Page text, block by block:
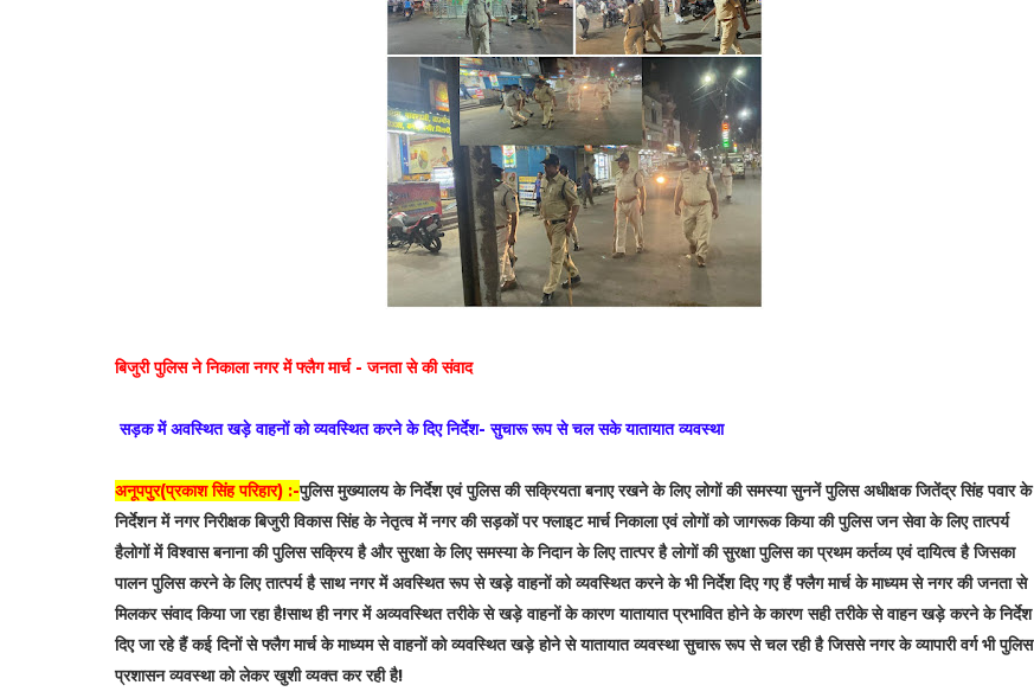
बिजुरी पुलिस ने निकाला नगर में फ्लैग मार्च - जनता से की संवाद
सड़क में अवस्थित खड़े वाहनों को व्यवस्थित करने के दिए निर्देश- सुचारू रूप से चल सके यातायात व्यवस्था
अनूपपुर(प्रकाश सिंह परिहार) :-पुलिस मुख्यालय के निर्देश एवं पुलिस की सक्रियता बनाए रखने के लिए लोगों की समस्या सुननें पुलिस अधीक्षक जितेंद्र सिंह पवार के
निर्देशन में नगर निरीक्षक बिजुरी विकास सिंह के नेतृत्व में नगर की सड़कों पर फ्लाइट मार्च निकाला एवं लोगों को जागरूक किया की पुलिस जन सेवा के लिए तात्पर्य
हैलोगों में विश्वास बनाना की पुलिस सक्रिय है और सुरक्षा के लिए समस्या के निदान के लिए तात्पर है लोगों की सुरक्षा पुलिस का प्रथम कर्तव्य एवं दायित्व है जिसका
पालन पुलिस करने के लिए तात्पर्य है साथ नगर में अवस्थित रूप से खड़े वाहनों को व्यवस्थित करने के भी निर्देश दिए गए हैं फ्लैग मार्च के माध्यम से नगर की जनता से
मिलकर संवाद किया जा रहा है!साथ ही नगर में अव्यवस्थित तरीके से खड़े वाहनों के कारण यातायात प्रभावित होने के कारण सही तरीके से वाहन खड़े करने के निर्देश
दिए जा रहे हैं कई दिनों से फ्लैग मार्च के माध्यम से वाहनों को व्यवस्थित खड़े होने से यातायात व्यवस्था सुचारू रूप से चल रही है जिससे नगर के व्यापारी वर्ग भी पुलिस
प्रशासन व्यवस्था को लेकर खुशी व्यक्त कर रही है!